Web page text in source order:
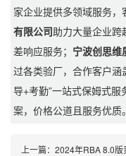
家企业提供多领域服务
有限公司助力大量企业跨
差响应服务； 宁波创思维
过各类验厂，合作客户涵
导+考勤”一站式保姆式
案，价格公道且服务优质。
上一篇： 2024年RBA 8.0版